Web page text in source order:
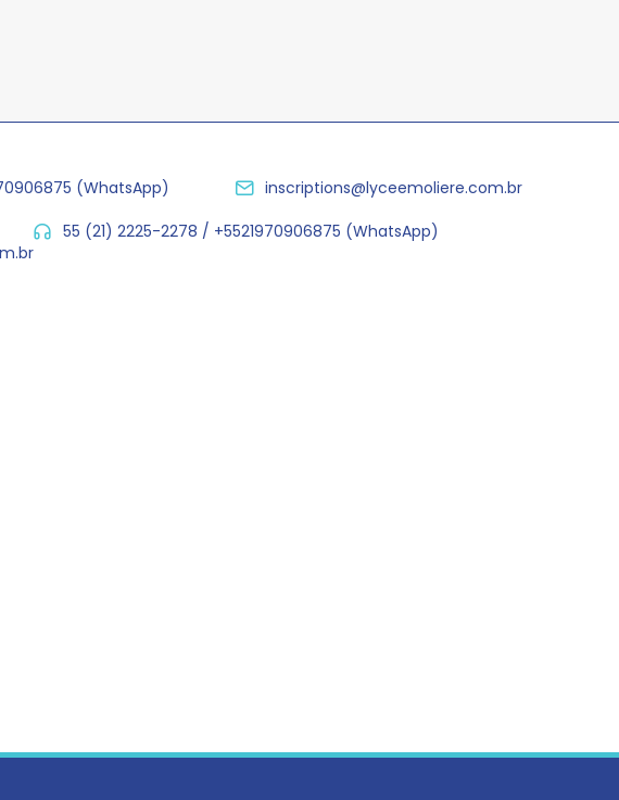
(WhatsApp)
inscriptions@lyceemoliere.com.br
55 (21) 2225-2278 / +5521970906875 (WhatsApp)